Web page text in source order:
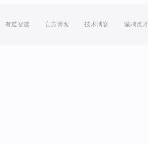
有道智选 官方博客 技术博客 诚聘英才